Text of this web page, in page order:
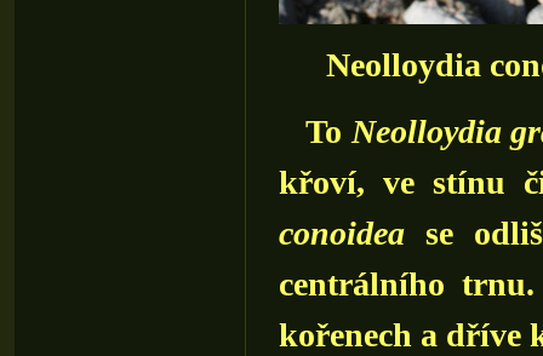
Neolloydia
To Neolloydia
křoví, ve stínu
conoidea se
centrálního
kořenech a dříve